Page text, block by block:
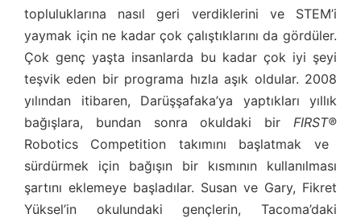
topluluklarına nasıl geri verdiklerini ve STEM’i
yaymak için ne kadar çok çalıştıklarını da gördüler.
Çok genç yaşta insanlarda bu kadar çok iyi şeyi
teşvik eden bir programa hızla aşık oldular. 2008
yılından itibaren, Darüşşafaka’ya yaptıkları yıllık
bağışlara, bundan sonra okuldaki bir FIRST®
Robotics Competition takımını başlatmak ve
sürdürmek için bağışın bir kısmının kullanılması
şartını eklemeye başladılar. Susan ve Gary, Fikret
Yüksel’in okulundaki gençlerin, Tacoma’daki